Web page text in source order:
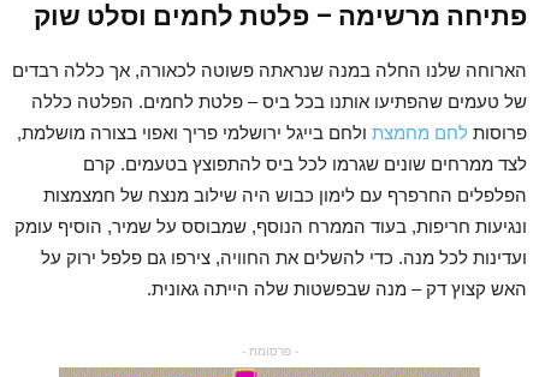
פתיחה מרשימה – פלטת לחמים וסלט שוק
הארוחה שלנו החלה במנה שנראתה פשוטה לכאורה, אך כללה רבדים
של טעמים שהפתיעו אותנו בכל ביס – פלטת לחמים. הפלטה כללה
פרוסות לחם מחמצת ולחם בייגל ירושלמי פריך ואפוי בצורה מושלמת,
לצד ממרחים שונים שגרמו לכל ביס להתפוצץ בטעמים. קרם
הפלפלים החרפרף עם לימון כבוש היה שילוב מנצח של חמצמצות
ונגיעות חריפות, בעוד הממרח הנוסף, שמבוסס על שמיר, הוסיף עומק
ועדינות לכל מנה. כדי להשלים את החוויה, צירפו גם פלפל ירוק על
האש קצוץ דק – מנה שבפשטות שלה הייתה גאונית.
- פרסומת -